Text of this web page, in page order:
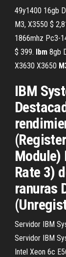
49y1400 16gb
M3, X3550 $
1866mhz Pc3-
$ 399. Ibm 8gb
X3630 X3650
IBM
Module)
Rate 3)
ranuras
Servidor IBM
Servidor IBM
Intel Xeon 6c